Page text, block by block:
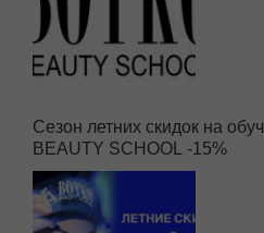
Сезон летних скидок на
BEAUTY SCHOOL -15%